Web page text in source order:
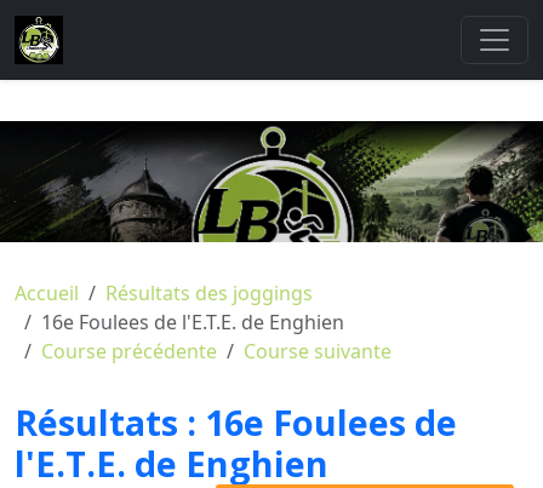
Accueil
Résultats des joggings
16e Foulees de l'E.T.E. de Enghien
Course précédente
Course suivante
Résultats : 16e Foulees de
l'E.T.E. de Enghien